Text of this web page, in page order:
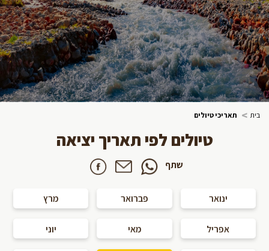
בית > תאריכי טיולים
טיולים לפי תאריך יציאה
שתף
ינואר פברואר מרץ
אפריל מאי יוני